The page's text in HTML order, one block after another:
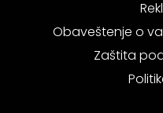
Obaveštenje o
Zaštita